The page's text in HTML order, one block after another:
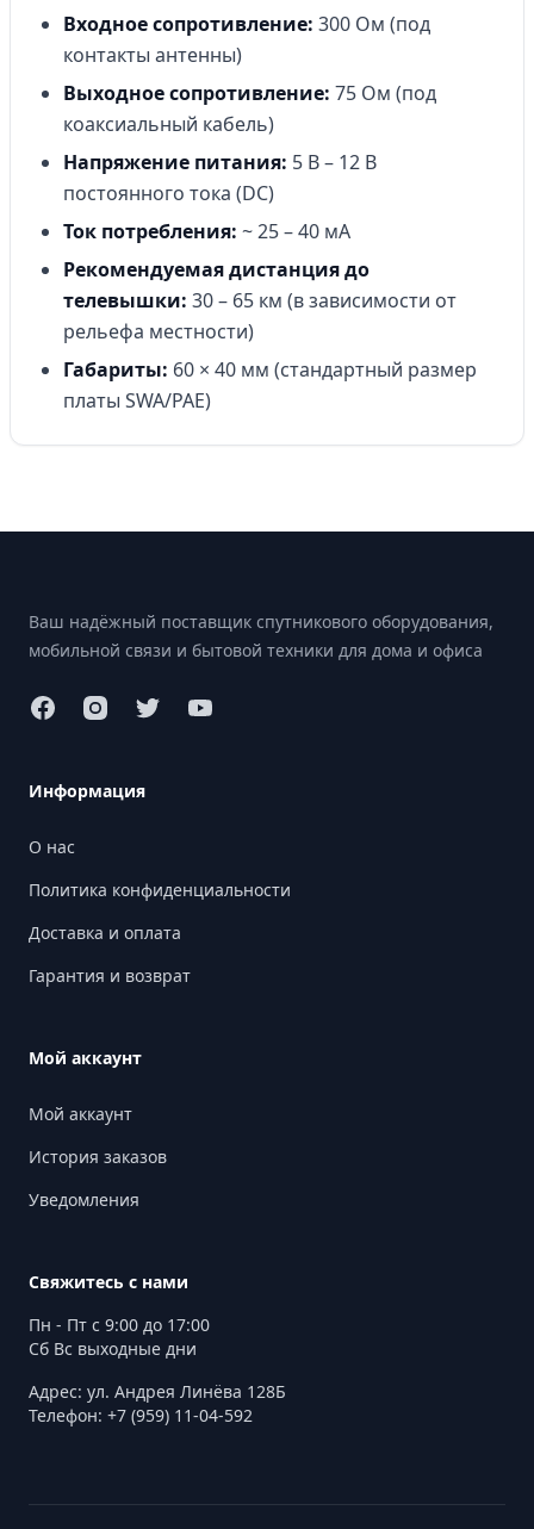
Входное сопротивление: 300 Ом (под
контакты антенны)
Выходное сопротивление: 75 Ом (под
коаксиальный кабель)
Напряжение питания: 5 В – 12 В
постоянного тока (DC)
Ток потребления: ~ 25 – 40 мА
Рекомендуемая дистанция до
телевышки: 30 – 65 км (в зависимости от
рельефа местности)
Габариты: 60 × 40 мм (стандартный размер
платы SWA/PAE)
Ваш надёжный поставщик спутникового оборудования,
мобильной связи и бытовой техники для дома и офиса
Информация
О нас
Политика конфиденциальности
Доставка и оплата
Гарантия и возврат
Мой аккаунт
Мой аккаунт
История заказов
Уведомления
Свяжитесь с нами
Пн - Пт с 9:00 до 17:00
Сб Вс выходные дни
Адрес: ул. Андрея Линёва 128Б
Телефон: +7 (959) 11-04-592